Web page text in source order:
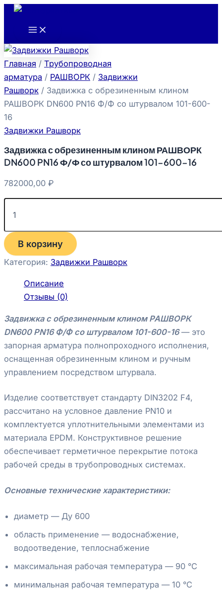
Перейти
содержимому
Main
Главная / Трубопроводная
арматура / РАШВОРК / Задвижки
Рашворк / Задвижка с обрезиненным клином
РАШВОРК DN600 PN16 Ф/Ф со штурвалом 101-600-
16
Задвижки Рашворк
Задвижка с обрезиненным клином РАШВОРК
DN600 PN16 Ф/Ф со штурвалом 101-600-16
782000,00 ₽
Количество
товара
обрезиненным
клином
РАШВОРК
DN600
PN16
Ф/
Ф
со
101-
16
В корзину
Категория: Задвижки Рашворк
Описание
Отзывы (0)
Задвижка с обрезиненным клином РАШВОРК
DN600 PN16 Ф/Ф со штурвалом 101-600-16 — это
запорная арматура полнопроходного исполнения,
оснащенная обрезиненным клином и ручным
управлением посредством штурвала.
Изделие соответствует стандарту DIN3202 F4,
рассчитано на условное давление PN10 и
комплектуется уплотнительными элементами из
материала EPDM. Конструктивное решение
обеспечивает герметичное перекрытие потока
рабочей среды в трубопроводных системах.
Основные технические характеристики:
диаметр — Ду 600
область применение — водоснабжение,
водоотведение, теплоснабжение
максимальная рабочая температура — 90 °С
минимальная рабочая температура — 10 °С